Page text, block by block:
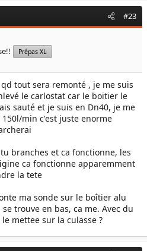
#23
Prépas XL
tout sera remonté , je me suis
le carlostat car le boitier le
sauté et je suis en Dn40, je me
min c'est juste enorme
branches et ca fonctionne, les
ca fonctionne apparemment
la tete
ma sonde sur le boîtier alu
trouve en bas, ca me. Avec du
mettee sur la culasse ?